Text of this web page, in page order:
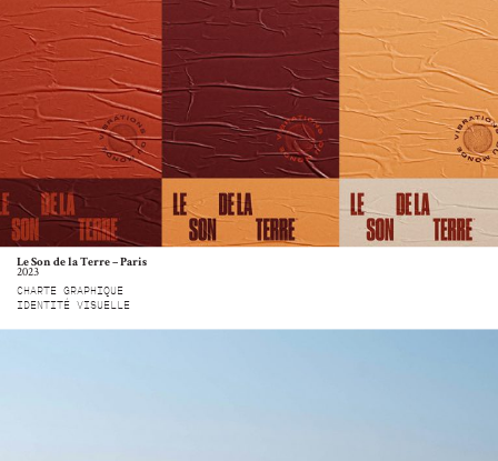
Le Son de la Terre – Paris
2023
CHARTE GRAPHIQUE
IDENTITÉ VISUELLE